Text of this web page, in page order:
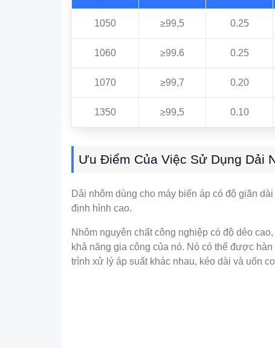
1050 ≥99,5 0.25
1060 ≥99.6 0.25
1070 ≥99,7 0.20
1350 ≥99,5 0.10
Ưu Điểm Của Việc Sử Dụng Dải
Dải nhôm dùng cho máy biến áp có độ giãn
định hình cao.
Nhôm nguyên chất công nghiệp có độ dẻo
khả năng gia công của nó. Nó có thể được
trình xử lý áp suất khác nhau, kéo dài và uốn